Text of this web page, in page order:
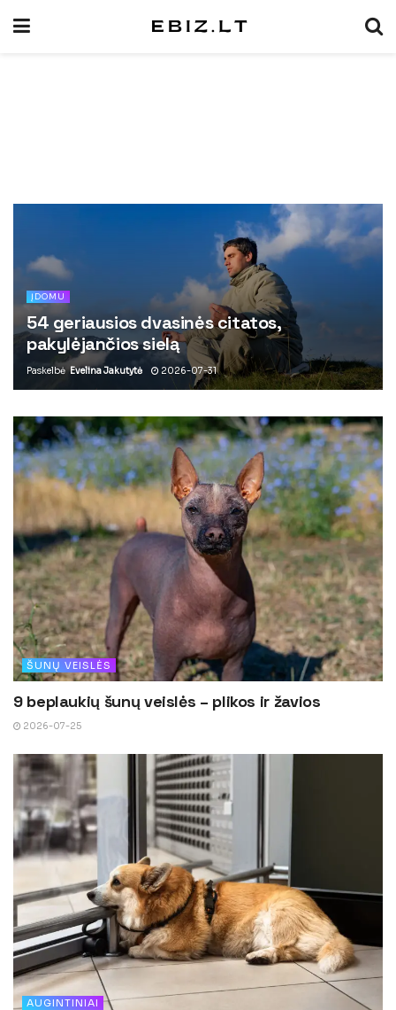
ĮDOMU
54 geriausios dvasinės citatos,
pakylėjančios sielą
Paskelbė Evelina Jakutytė 2026-07-31
ŠUNŲ VEISLĖS
9 beplaukių šunų veislės – plikos ir žavios
2026-07-25
AUGINTINIAI